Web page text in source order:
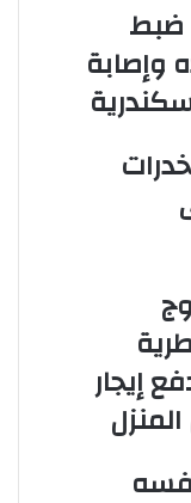
ضبط
وإصابة
إيجار